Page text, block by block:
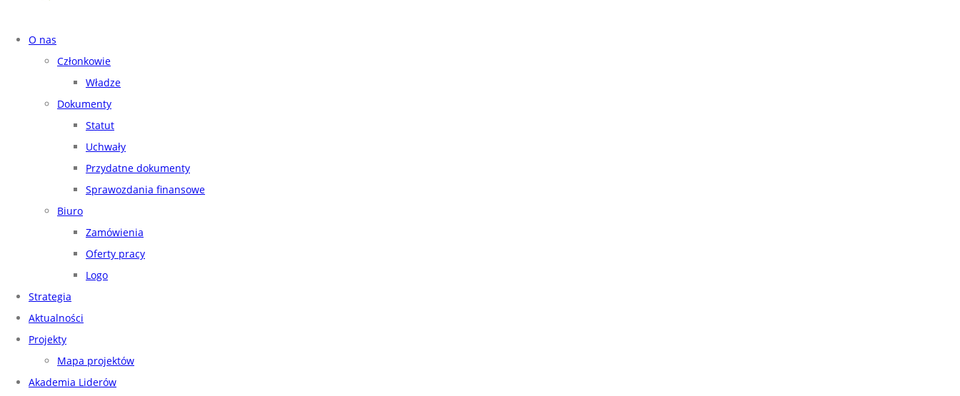
O nas
Członkowie
Władze
Dokumenty
Statut
Uchwały
Przydatne dokumenty
Sprawozdania finansowe
Biuro
Zamówienia
Oferty pracy
Logo
Strategia
Aktualności
Projekty
Mapa projektów
Akademia Liderów